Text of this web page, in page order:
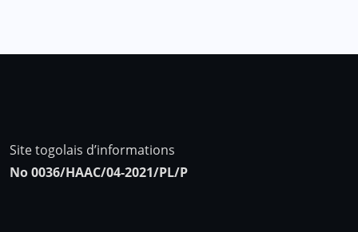
Site togolais d’informations
No 0036/HAAC/04-2021/PL/P